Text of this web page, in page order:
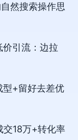
然搜索操作思
引流：边拉
型+留好去差优
交18万+转化率